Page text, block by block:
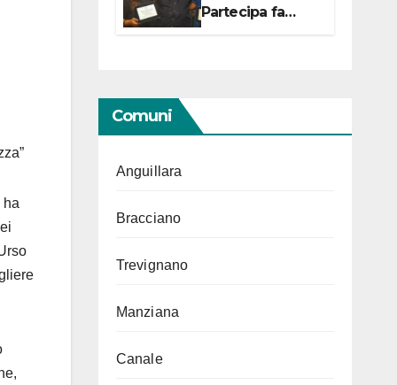
”
ha
Partecipa fa
centro con due
Comuni
Anguillara
Bracciano
Trevignano
Manziana
Canale